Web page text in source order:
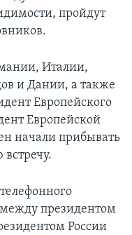
пройдут
Италии,
и Дании, а также
Европейского
Европейской
начали прибывать
президентом
России